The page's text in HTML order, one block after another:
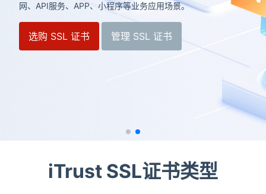
网、API服务、APP、小程序等业务应用场景。
选购 SSL 证书 管理 SSL 证书
iTrust SSL证书类型